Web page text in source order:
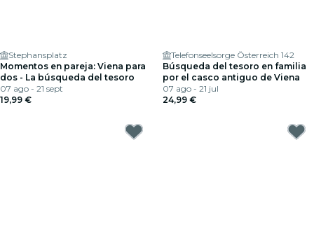
Stephansplatz
Momentos en pareja: Viena para
dos - La búsqueda del tesoro
07 ago - 21 sept
19,99 €
Telefonseelsorge Österreich 142
Búsqueda del tesoro en familia
por el casco antiguo de Viena
07 ago - 21 jul
24,99 €